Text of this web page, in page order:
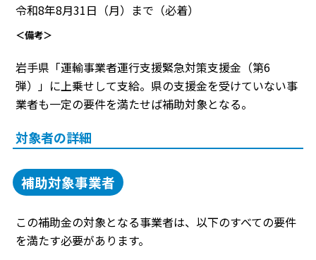
令和8年8月31日（月）まで（必着）
＜備考＞
岩手県「運輸事業者運行支援緊急対策支援金（第6
弾）」に上乗せして支給。県の支援金を受けていない事
業者も一定の要件を満たせば補助対象となる。
対象者の詳細
補助対象事業者
この補助金の対象となる事業者は、以下のすべての要件
を満たす必要があります。